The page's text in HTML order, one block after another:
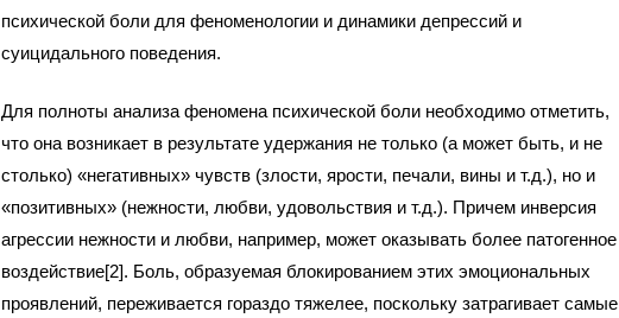
психической боли для феноменологии и динамики депрессий и
суицидального поведения.
Для полноты анализа феномена психической боли необходимо отметить,
что она возникает в результате удержания не только (а может быть, и не
столько) «негативных» чувств (злости, ярости, печали, вины и т.д.), но и
«позитивных» (нежности, любви, удовольствия и т.д.). Причем инверсия
агрессии нежности и любви, например, может оказывать более патогенное
воздействие[2]. Боль, образуемая блокированием этих эмоциональных
проявлений, переживается гораздо тяжелее, поскольку затрагивает самые